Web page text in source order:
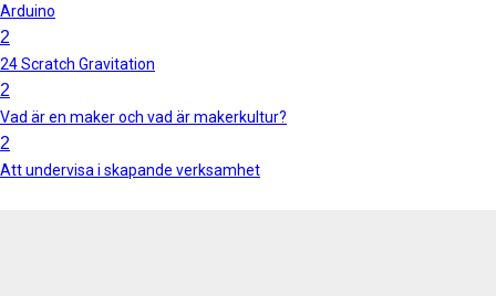
Arduino
2
24 Scratch Gravitation
2
Vad är en maker och vad är makerkultur?
2
Att undervisa i skapande verksamhet